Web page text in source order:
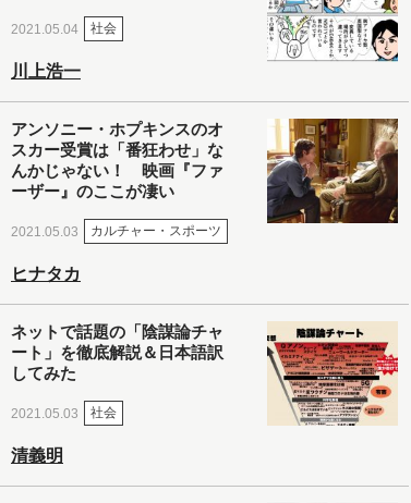
2021.05.04 社会
川上浩一
アンソニー・ホプキンスのオ
スカー受賞は「番狂わせ」な
んかじゃない！ 映画『ファ
ーザー』のここが凄い
2021.05.03 カルチャー・スポーツ
ヒナタカ
ネットで話題の「陰謀論チャ
ート」を徹底解説＆日本語訳
してみた
2021.05.03 社会
清義明